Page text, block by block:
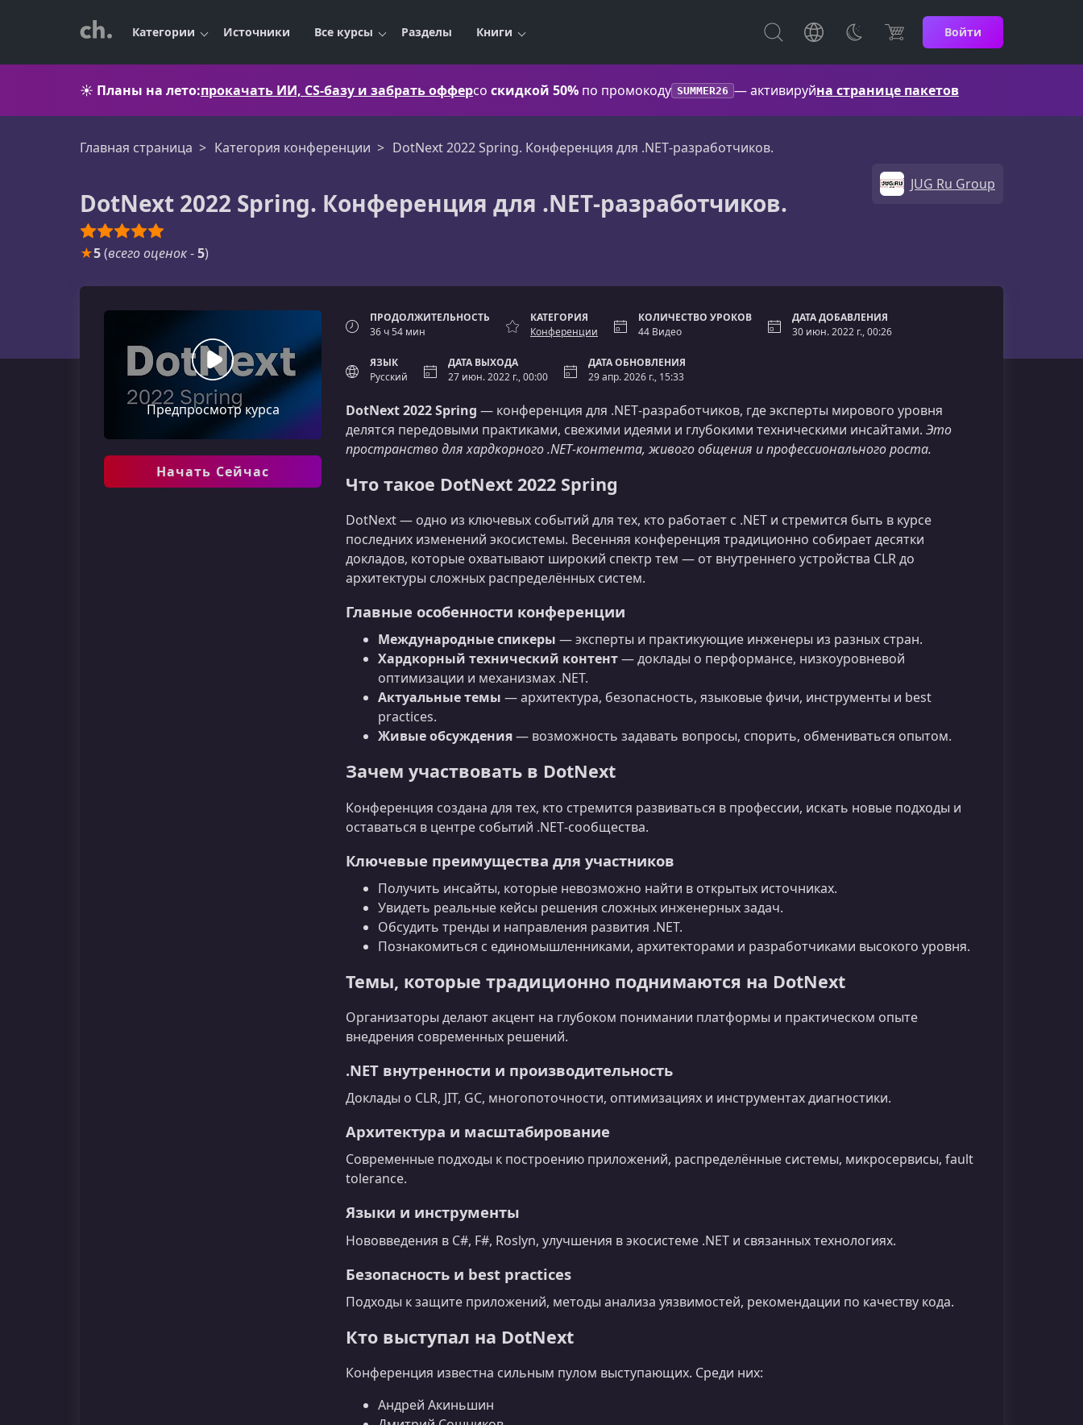
Категории Источники Все курсы Разделы Книги Войти
☀️ Планы на лето:прокачать ИИ, CS-базу и забрать офферсо скидкой 50% по промокоду SUMMER26 — активируйна странице пакетов
Главная страница Категория конференции DotNext 2022 Spring. Конференция для .NET‑разработчиков.
DotNext 2022 Spring. Конференция для .NET‑разработчиков.
JUG Ru Group
★5(всего оценок-5)
Предпросмотр курса
Начать Сейчас
ПРОДОЛЖИТЕЛЬНОСТЬ
36 ч 54 мин
КАТЕГОРИЯ
Конференции
КОЛИЧЕСТВО УРОКОВ
44 Видео
ДАТА ДОБАВЛЕНИЯ
30 июн. 2022 г., 00:26
ЯЗЫК
Русский
ДАТА ВЫХОДА
27 июн. 2022 г., 00:00
ДАТА ОБНОВЛЕНИЯ
29 апр. 2026 г., 15:33
DotNext 2022 Spring — конференция для .NET‑разработчиков, где эксперты мирового уровня
делятся передовыми практиками, свежими идеями и глубокими техническими инсайтами. Это
пространство для хардкорного .NET‑контента, живого общения и профессионального роста.
Что такое DotNext 2022 Spring
DotNext — одно из ключевых событий для тех, кто работает с .NET и стремится быть в курсе
последних изменений экосистемы. Весенняя конференция традиционно собирает десятки
докладов, которые охватывают широкий спектр тем — от внутреннего устройства CLR до
архитектуры сложных распределённых систем.
Главные особенности конференции
Международные спикеры — эксперты и практикующие инженеры из разных стран.
Хардкорный технический контент— доклады о перформансе, низкоуровневой
оптимизации и механизмах .NET.
Актуальные темы — архитектура, безопасность, языковые фичи, инструменты и best
practices.
Живые обсуждения— возможность задавать вопросы, спорить, обмениваться опытом.
Зачем участвовать в DotNext
Конференция создана для тех, кто стремится развиваться в профессии, искать новые подходы и
оставаться в центре событий .NET‑сообщества.
Ключевые преимущества для участников
Получить инсайты, которые невозможно найти в открытых источниках.
Увидеть реальные кейсы решения сложных инженерных задач.
Обсудить тренды и направления развития .NET.
Познакомиться с единомышленниками, архитекторами и разработчиками высокого уровня.
Темы, которые традиционно поднимаются на DotNext
Организаторы делают акцент на глубоком понимании платформы и практическом опыте
внедрения современных решений.
.NET внутренности и производительность
Доклады о CLR, JIT, GC, многопоточности, оптимизациях и инструментах диагностики.
Архитектура и масштабирование
Современные подходы к построению приложений, распределённые системы, микросервисы, fault
tolerance.
Языки и инструменты
Нововведения в C#, F#, Roslyn, улучшения в экосистеме .NET и связанных технологиях.
Безопасность и best practices
Подходы к защите приложений, методы анализа уязвимостей, рекомендации по качеству кода.
Кто выступал на DotNext
Конференция известна сильным пулом выступающих. Среди них:
Андрей Акиньшин